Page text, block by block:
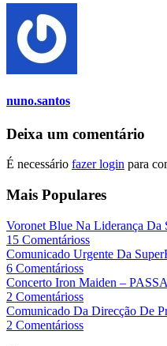
nuno.santos
Deixa um comentário
É necessário fazer login para
Mais Populares
Voronet Blue Na Liderança Da
15 Comentárioss
Comunicado Urgente Da
6 Comentárioss
Concerto Iron Maiden –
2 Comentárioss
Comunicado Da Direcção De
2 Comentárioss